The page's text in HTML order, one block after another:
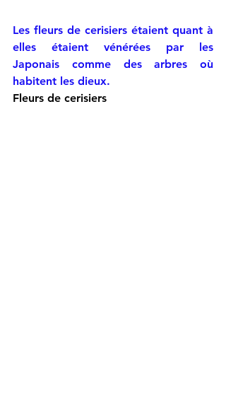
Les fleurs de cerisiers étaient quant à
elles étaient vénérées par les
Japonais comme des arbres où
habitent les dieux.
Fleurs de cerisiers